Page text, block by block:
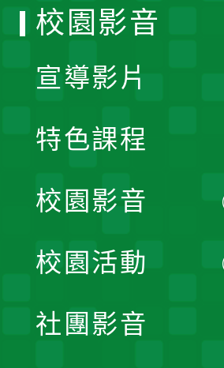
校園影音
宣導影片
特色課程
校園影音
校園活動
社團影音